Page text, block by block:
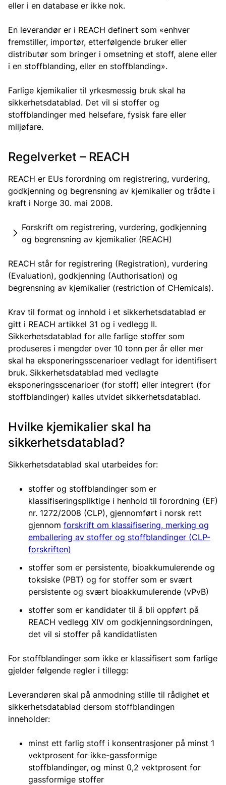
eller i en database er ikke nok.
En leverandør er i REACH definert som «enhver
fremstiller, importør, etterfølgende bruker eller
distributør som bringer i omsetning et stoff, alene eller
i en stoffblanding, eller en stoffblanding».
Farlige kjemikalier til yrkesmessig bruk skal ha
sikkerhetsdatablad. Det vil si stoffer og
stoffblandinger med helsefare, fysisk fare eller
miljøfare.
Regelverket – REACH
REACH er EUs forordning om registrering, vurdering,
godkjenning og begrensning av kjemikalier og trådte i
kraft i Norge 30. mai 2008.
Forskrift om registrering, vurdering, godkjenning
og begrensning av kjemikalier (REACH)
REACH står for registrering (Registration), vurdering
(Evaluation), godkjenning (Authorisation) og
begrensning av kjemikalier (restriction of CHemicals).
Krav til format og innhold i et sikkerhetsdatablad er
gitt i REACH artikkel 31 og i vedlegg II.
Sikkerhetsdatablad for alle farlige stoffer som
produseres i mengder over 10 tonn per år eller mer
skal ha eksponeringsscenarioer vedlagt for identifisert
bruk. Sikkerhetsdatablad med vedlagte
eksponeringsscenarioer (for stoff) eller integrert (for
stoffblandinger) kalles utvidet sikkerhetsdatablad.
Hvilke kjemikalier skal ha
sikkerhetsdatablad?
Sikkerhetsdatablad skal utarbeides for:
stoffer og stoffblandinger som er
klassifiseringspliktige i henhold til forordning (EF)
nr. 1272/2008 (CLP), gjennomført i norsk rett
gjennom forskrift om klassifisering, merking og
emballering av stoffer og stoffblandinger (CLP-
forskriften)
stoffer som er persistente, bioakkumulerende og
toksiske (PBT) og for stoffer som er svært
persistente og svært bioakkumulerende (vPvB)
stoffer som er kandidater til å bli oppført på
REACH vedlegg XIV om godkjenningsordningen,
det vil si stoffer på kandidatlisten
For stoffblandinger som ikke er klassifisert som farlige
gjelder følgende regler i tillegg:
Leverandøren skal på anmodning stille til rådighet et
sikkerhetsdatablad dersom stoffblandingen
inneholder:
minst ett farlig stoff i konsentrasjoner på minst 1
vektprosent for ikke-gassformige
stoffblandinger, og minst 0,2 vektprosent for
gassformige stoffer